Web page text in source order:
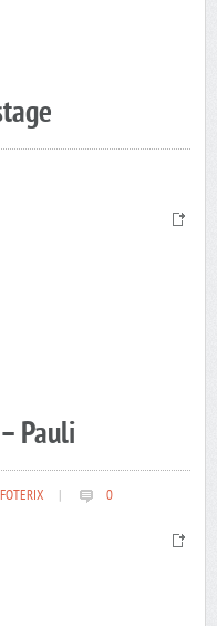
Pauli
FOTERIX 0